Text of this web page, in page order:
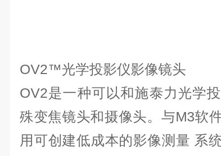
OV2™光学投影仪影像镜头
OV2是一种可以和施泰力光学
殊变焦镜头和摄像头。与M3软
用可创建低成本的影像测量 系